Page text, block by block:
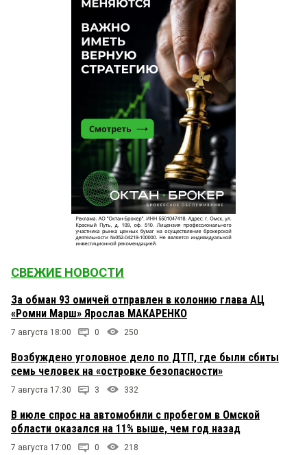
СВЕЖИЕ НОВОСТИ
За обман 93 омичей отправлен в колонию глава АЦ
«Ромни Марш» Ярослав МАКАРЕНКО
7 августа 18:00 0 250
Возбуждено уголовное дело по ДТП, где были сбиты
семь человек на «островке безопасности»
7 августа 17:30 3 332
В июле спрос на автомобили с пробегом в Омской
области оказался на 11% выше, чем год назад
7 августа 17:00 0 218